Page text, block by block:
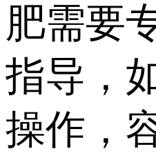
肥需要
指导，
操作，